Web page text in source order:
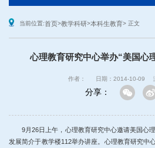
当前位置:首页>教学科研>本科生教育> 正文
心理教育研究中心举办“美国心
作者： 日期：2014-10-09
分享：
9月26日上午，心理教育研究中心邀请美国心
发展简介于教学楼112举办讲座。心理教育研究中